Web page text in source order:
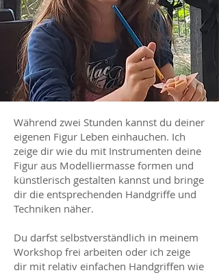
Während zwei Stunden kannst du deiner
eigenen Figur Leben einhauchen. Ich
zeige dir wie du mit Instrumenten deine
Figur aus Modelliermasse formen und
künstlerisch gestalten kannst und bringe
dir die entsprechenden Handgriffe und
Techniken näher.
Du darfst selbstverständlich in meinem
Workshop frei arbeiten oder ich zeige
dir mit relativ einfachen Handgriffen wie